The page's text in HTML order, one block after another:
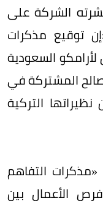
الشركة على
توقيع مذكرات
السعودية
المشتركة في
التركية
التفاهم
الأعمال بين